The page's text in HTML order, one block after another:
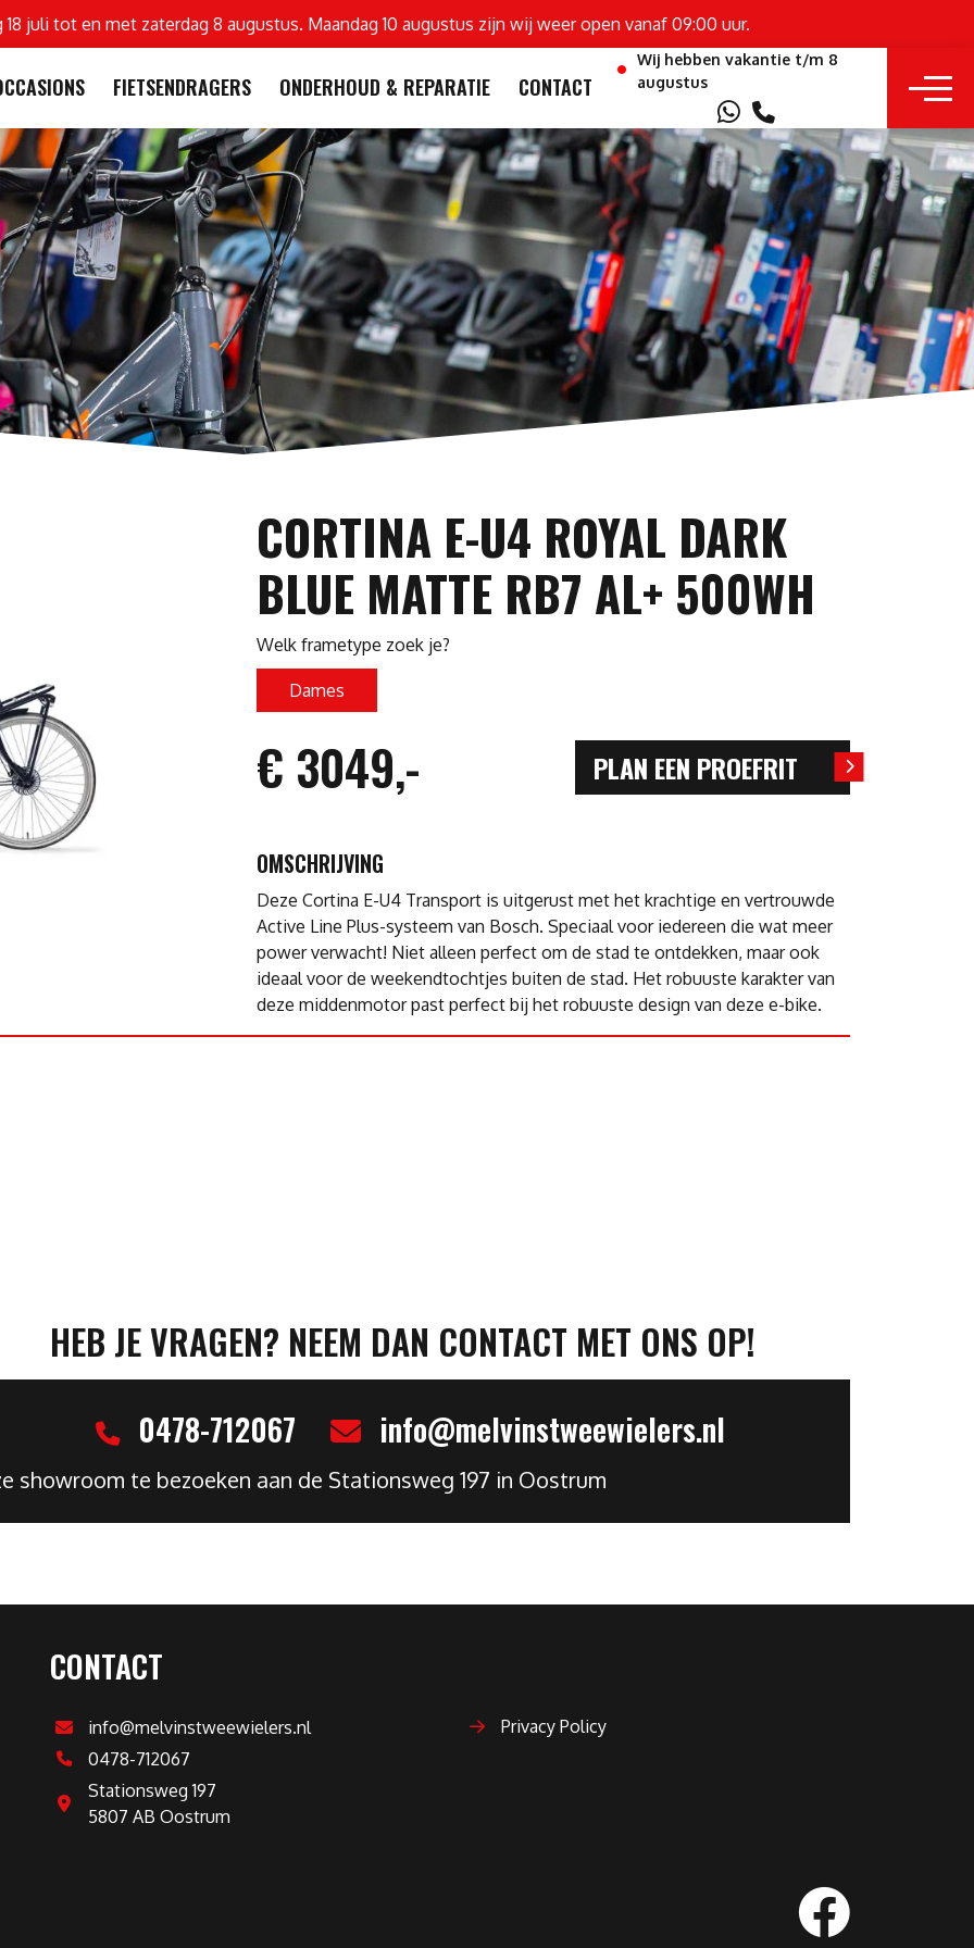
juli tot en met zaterdag 8 augustus. Maandag 10 augustus zijn wij weer open vanaf 09:00 uur.
FIETSENDRAGERS ONDERHOUD & REPARATIE CONTACT
Wij hebben vakantie t/m 8
augustus
CORTINA E-U4 ROYAL DARK
BLUE MATTE RB7 AL+ 500WH
Welk frametype zoek je?
Dames
€ 3049,- PLAN EEN PROEFRIT
OMSCHRIJVING
Deze Cortina E-U4 Transport is uitgerust met het krachtige en vertrouwde
Active Line Plus-systeem van Bosch. Speciaal voor iedereen die wat meer
power verwacht! Niet alleen perfect om de stad te ontdekken, maar ook
ideaal voor de weekendtochtjes buiten de stad. Het robuuste karakter van
deze middenmotor past perfect bij het robuuste design van deze e-bike.
HEB JE VRAGEN? NEEM DAN CONTACT MET ONS OP!
0478-712067 info@melvinstweewielers.nl
showroom te bezoeken aan de Stationsweg 197 in Oostrum
CONTACT
info@melvinstweewielers.nl
0478-712067
Stationsweg 197
5807 AB Oostrum
Privacy Policy